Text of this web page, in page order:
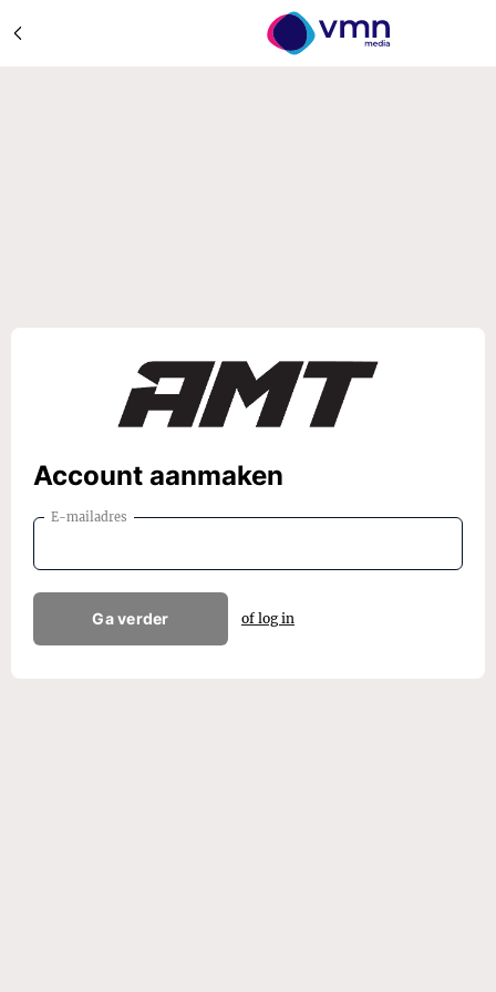
Account aanmaken
E-mailadres
Ga verder of log in